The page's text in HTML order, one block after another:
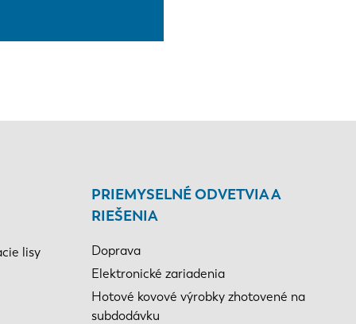
lisy
PRIEMYSELNÉ ODVETVIA A
RIEŠENIA
Doprava
Elektronické zariadenia
Hotové kovové výrobky zhotovené na
subdodávku